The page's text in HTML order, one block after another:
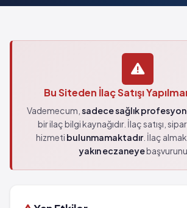
Bu Siteden İlaç Satışı
Vademecum, sadece sağlık
bir ilaç bilgi kaynağıdır. İlaç satışı,
hizmeti bulunmamaktadır. İlaç
yakın eczaneye